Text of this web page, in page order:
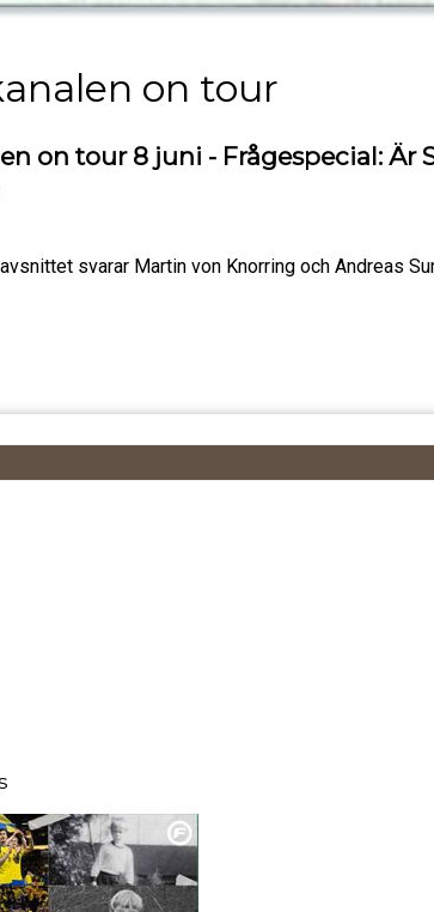
on tour
on tour 8 juni - Frågespecial:
svarar Martin von Knorring och Andreas